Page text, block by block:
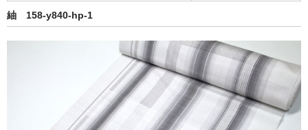
紬 158-y840-hp-1